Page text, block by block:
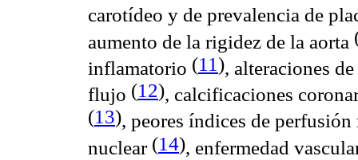
carotídeo y de prevalencia de
aumento de la rigidez de la aorta
inflamatorio (11), alteraciones
flujo (12), calcificaciones
(13), peores índices de
nuclear (14), enfermedad